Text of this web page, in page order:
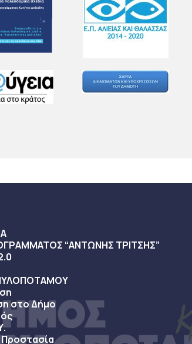
“ΑΝΤΩΝΗΣ ΤΡΙΤΣΗΣ”
στο Δήμο
Προστασία